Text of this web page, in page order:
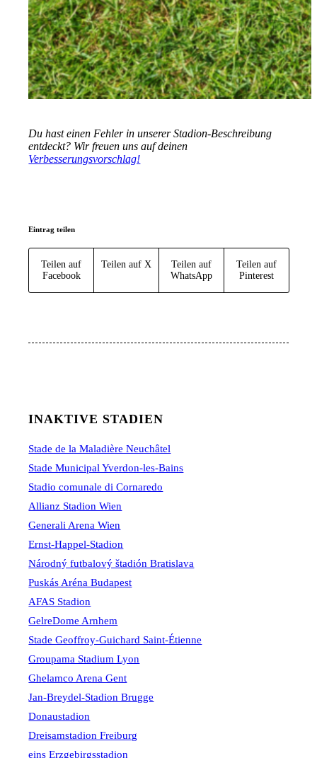
Du hast einen Fehler in unserer Stadion-Beschreibung
entdeckt? Wir freuen uns auf deinen
Verbesserungsvorschlag!
Eintrag teilen
Teilen auf
Facebook
Teilen auf X
Teilen auf
WhatsApp
Teilen auf
Pinterest
INAKTIVE STADIEN
Stade de la Maladière Neuchâtel
Stade Municipal Yverdon-les-Bains
Stadio comunale di Cornaredo
Allianz Stadion Wien
Generali Arena Wien
Ernst-Happel-Stadion
Národný futbalový štadión Bratislava
Puskás Aréna Budapest
AFAS Stadion
GelreDome Arnhem
Stade Geoffroy-Guichard Saint-Étienne
Groupama Stadium Lyon
Ghelamco Arena Gent
Jan-Breydel-Stadion Brugge
Donaustadion
Dreisamstadion Freiburg
eins Erzgebirgsstadion